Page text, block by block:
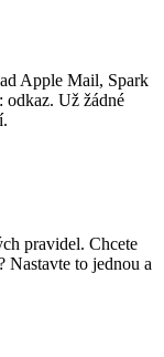
Apple Mail, Spark
Už žádné
pravidel. Chcete
to jednou a